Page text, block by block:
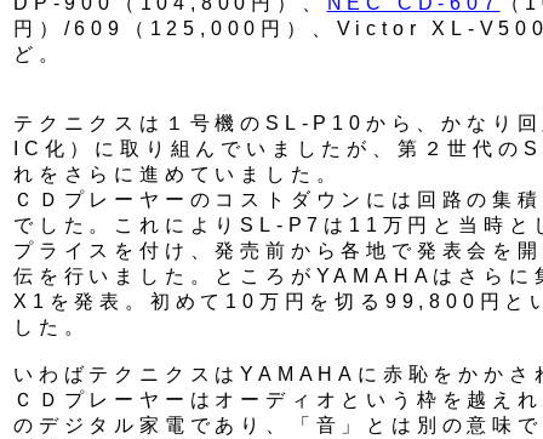
円）/609（125,000円）、Victor XL-
ど。
テクニクスは１号機のSL-P10から、かなり
IC化）に取り組んでいましたが、第２世代
れをさらに進めていました。
ＣＤプレーヤーのコストダウンには回路の集
でした。これによりSL-P7は11万円と当時と
プライスを付け、発売前から各地で発表会を
伝を行いました。ところがYAMAHAはさら
X1を発表。初めて10万円を切る99,800円と
した。
いわばテクニクスはYAMAHAに赤恥をかかさ
ＣＤプレーヤーはオーディオという枠を越え
のデジタル家電であり、「音」とは別の意味